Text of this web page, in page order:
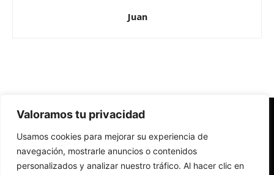
Valoramos tu privacidad
Usamos cookies para mejorar su experiencia de
navegación, mostrarle anuncios o contenidos
personalizados y analizar nuestro tráfico. Al hacer clic en
Juan
Redes Cristianas
Una mirada alternativa sobre la Iglesia católica y la sociedad
- Colectivos de Redes Cristianas